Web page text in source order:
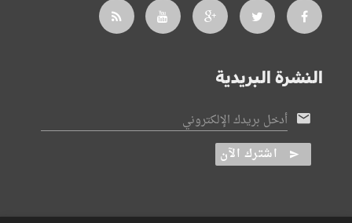
النشرة البريدية
أدخل بريدك الإلكتروني
اشترك الآن